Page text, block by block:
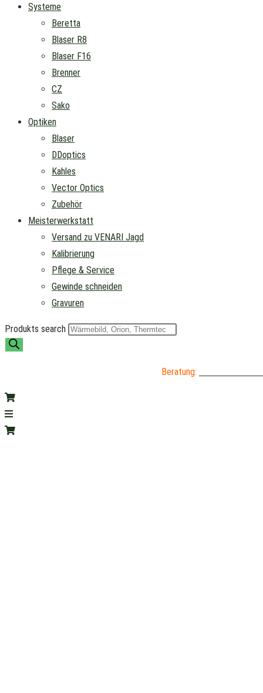
Systeme
Beretta
Blaser R8
Blaser F16
Brenner
CZ
Sako
Optiken
Blaser
DDoptics
Kahles
Vector Optics
Zubehör
Meisterwerkstatt
Versand zu VENARI Jagd
Kalibrierung
Pflege & Service
Gewinde schneiden
Gravuren
Produkts search
Beratung: